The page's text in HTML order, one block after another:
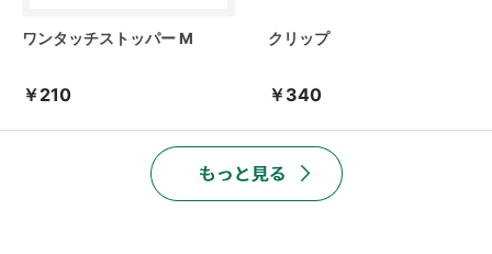
ワンタッチストッパー M
￥210
クリップ
￥340